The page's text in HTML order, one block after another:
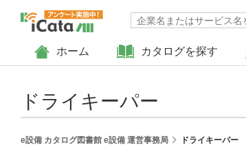
ホーム カタログを探す
ドライキーパー
e設備 カタログ図書館 e設備 運営事務局 ドライキーパー